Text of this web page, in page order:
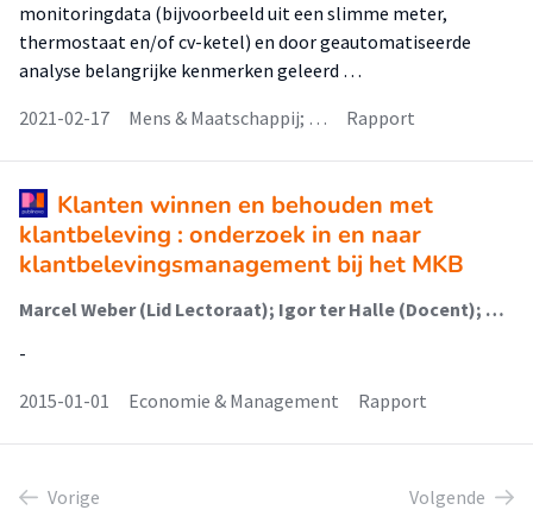
monitoringdata (bijvoorbeeld uit een slimme meter,
thermostaat en/of cv-ketel) en door geautomatiseerde
analyse belangrijke kenmerken geleerd …
2021-02-17
Mens & Maatschappij; … Rapport
Klanten winnen en behouden met
klantbeleving : onderzoek in en naar
klantbelevingsmanagement bij het MKB
Marcel Weber (Lid Lectoraat); Igor ter Halle (Docent); Ron Journée (Docent); Dirk van der Laan (Docent); Alexander Oude Elferink (Onderzoeker); Michiel de Jong (Docent)
-
2015-01-01
Economie & Management Rapport
Vorige Volgende